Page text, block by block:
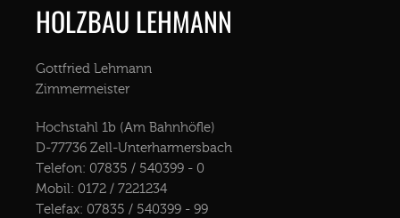
HOLZBAU LEHMANN
Gottfried Lehmann
Zimmermeister
Hochstahl 1b (Am Bahnhöfle)
D-77736 Zell-Unterharmersbach
Telefon: 07835 / 540399 - 0
Mobil: 0172 / 7221234
Telefax: 07835 / 540399 - 99